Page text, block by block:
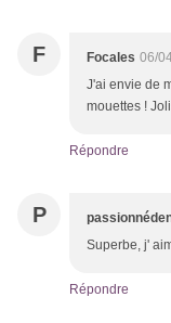
F Focales 06/
J'ai envie de
mouettes !
Répondre
P
Superbe, j'
Répondre